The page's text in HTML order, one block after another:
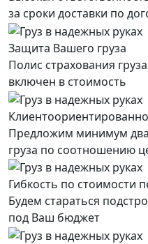
за сроки доставки по
Защита Вашего груза
Полис страхования
включен в стоимость
Предложим минимум два
груза по соотношению
Гибкость по стоимости
Будем стараться
под Ваш бюджет